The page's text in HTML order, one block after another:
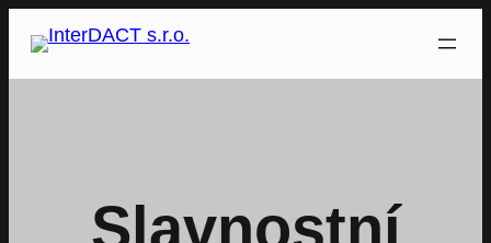
Přeskočit
Slavnostní